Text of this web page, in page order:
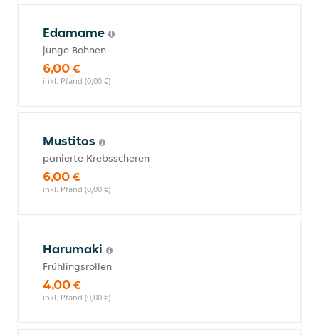
Edamame
junge Bohnen
6,00 €
inkl. Pfand (0,00 €)
Mustitos
panierte Krebsscheren
6,00 €
inkl. Pfand (0,00 €)
Harumaki
Frühlingsrollen
4,00 €
inkl. Pfand (0,00 €)